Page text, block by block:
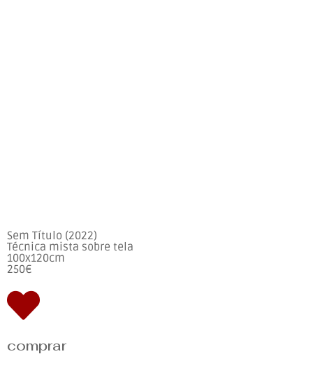
Sem Título (2022)
Técnica mista sobre tela
100x120cm
250€
comprar